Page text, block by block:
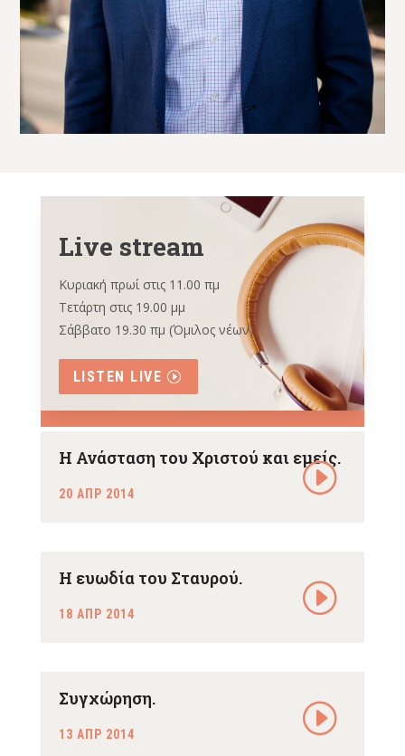
Live stream
Κυριακή πρωί στις 11.00 πμ
Τετάρτη στις 19.00 μμ
Σάββατο 19.30 πμ (Όμιλος νέων)
LISTEN LIVE
Η Ανάσταση του Χριστού και εμείς.
20 ΑΠΡ 2014
Η ευωδία του Σταυρού.
18 ΑΠΡ 2014
Συγχώρηση.
13 ΑΠΡ 2014